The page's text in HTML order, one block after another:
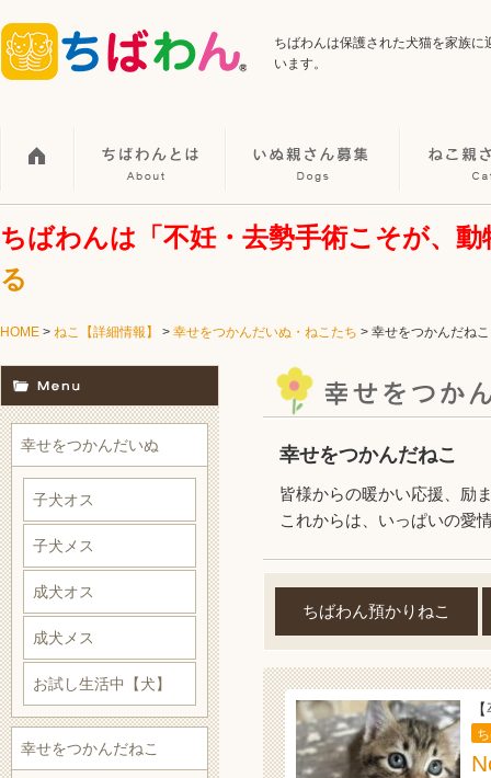
ちばわんは保護された犬猫を家族
います。
ちばわんは「不妊・去勢手術こそが、
る
HOME > ねこ【詳細情報】 > 幸せをつかんだいぬ・ねこたち > 幸せをつかんだねこ
幸せをつかんだねこ
皆様からの暖かい応援、励
これからは、いっぱいの愛
ちばわん預かりねこ
幸せをつかんだいぬ
子犬オス
子犬メス
成犬オス
成犬メス
お試し生活中【犬】
幸せをつかんだねこ